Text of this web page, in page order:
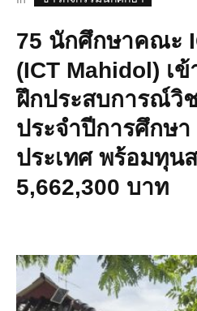
75 นักศึกษาคณะ
(ICT Mahidol) เ
ฝึกประสบการณ์วิ
ประจำปีการศึกษ
ประเทศ พร้อมทุน
5,662,300 บาท